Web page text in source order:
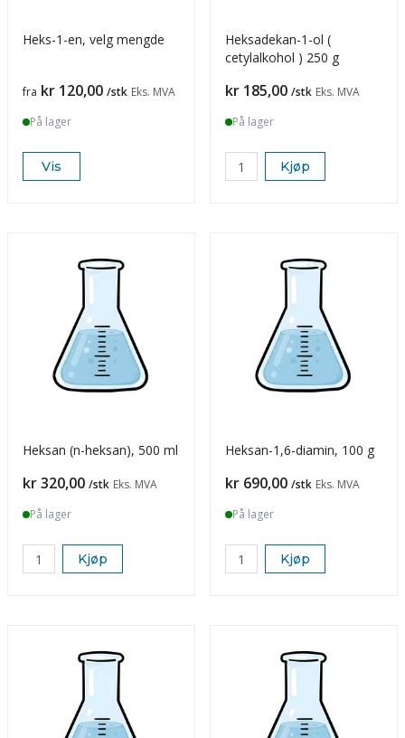
Heks-1-en, velg mengde
Pris
fra kr 120,00 /stk Eks. MVA
På lager
Vis
Heksadekan-1-ol (
cetylalkohol ) 250 g
Pris
kr 185,00 /stk Eks. MVA
På lager
Kjøp
Heksan (n-heksan), 500 ml
Pris
kr 320,00 /stk Eks. MVA
På lager
Kjøp
Heksan-1,6-diamin, 100 g
Pris
kr 690,00 /stk Eks. MVA
På lager
Kjøp